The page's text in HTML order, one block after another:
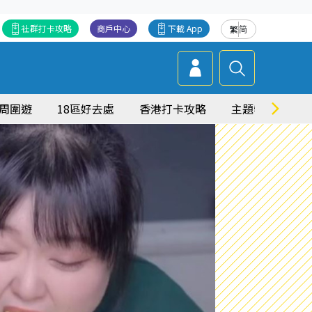
繁简
下載 App
商戶中心
社群打卡攻略
圍遊 18區好去處 香港打卡攻略 主題特集